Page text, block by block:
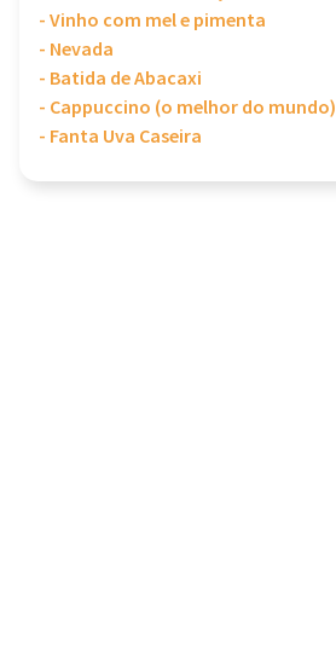
- Vinho com mel e pimenta
- Nevada
- Batida de Abacaxi
- Cappuccino (o melhor do mundo)
- Fanta Uva Caseira